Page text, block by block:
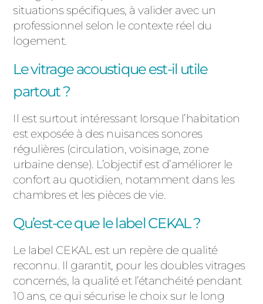
situations spécifiques, à valider avec un
professionnel selon le contexte réel du
logement.
Le vitrage acoustique est-il utile
partout ?
Il est surtout intéressant lorsque l’habitation
est exposée à des nuisances sonores
régulières (circulation, voisinage, zone
urbaine dense). L’objectif est d’améliorer le
confort au quotidien, notamment dans les
chambres et les pièces de vie.
Qu’est-ce que le label CEKAL ?
Le label CEKAL est un repère de qualité
reconnu. Il garantit, pour les doubles vitrages
concernés, la qualité et l’étanchéité pendant
10 ans, ce qui sécurise le choix sur le long